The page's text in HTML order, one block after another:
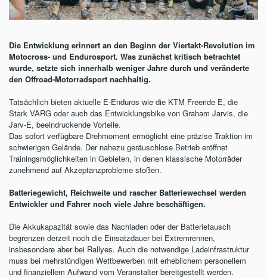
Die Entwicklung erinnert an den Beginn der Viertakt-Revolution im
Motocross- und Endurosport. Was zunächst kritisch betrachtet
wurde, setzte sich innerhalb weniger Jahre durch und veränderte
den Offroad-Motorradsport nachhaltig.
Tatsächlich bieten aktuelle E-Enduros wie die KTM Freeride E, die
Stark VARG oder auch das Entwicklungsbike von Graham Jarvis, die
Jarv-E, beeindruckende Vorteile.
Das sofort verfügbare Drehmoment ermöglicht eine präzise Traktion im
schwierigen Gelände. Der nahezu geräuschlose Betrieb eröffnet
Trainingsmöglichkeiten in Gebieten, in denen klassische Motorräder
zunehmend auf Akzeptanzprobleme stoßen.
Batteriegewicht, Reichweite und rascher Batteriewechsel werden
Entwickler und Fahrer noch viele Jahre beschäftigen.
Die Akkukapazität sowie das Nachladen oder der Batterietausch
begrenzen derzeit noch die Einsatzdauer bei Extremrennen,
insbesondere aber bei Rallyes. Auch die notwendige Ladeinfrastruktur
muss bei mehrstündigen Wettbewerben mit erheblichem personellem
und finanziellem Aufwand vom Veranstalter bereitgestellt werden.